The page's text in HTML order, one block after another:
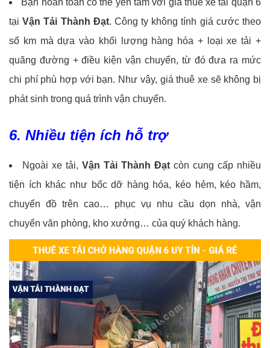
Bạn hoàn toàn có thể yên tâm với giá thuê xe tải quận 6
tạiVận Tải Thành Đạt. Công ty không tính giá cước theo
số km mà dựa vào khối lượng hàng hóa + loại xe tải +
quãng đường + điều kiện vận chuyển, từ đó đưa ra mức
chi phí phù hợp với bạn. Như vậy, giá thuê xe sẽ không bị
phát sinh trong quá trình vận chuyển.
6. Nhiều tiện ích hỗ trợ
Ngoài xe tải, Vận Tải Thành Đạt còn cung cấp nhiều
tiện ích khác như bốc dỡ hàng hóa, kéo hẻm, kéo hầm,
chuyển đồ trên cao… phục vụ nhu cầu dọn nhà, vận
chuyển văn phòng, kho xưởng… của quý khách hàng.